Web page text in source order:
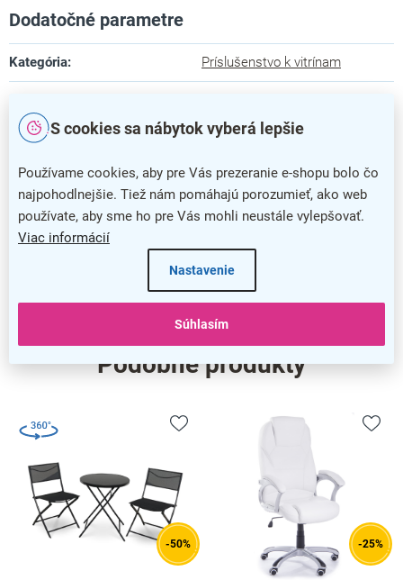
S cookies sa nábytok vyberá lepšie
Používame cookies, aby pre Vás prezeranie e-shopu bolo čo
najpohodlnejšie. Tiež nám pomáhajú porozumieť, ako web
používate, aby sme ho pre Vás mohli neustále vylepšovať.
Viac informácií
Nastavenie
Súhlasím
Dodatočné parametre
Kategória: Príslušenstvo k vitrínam
Záruka: 5 rokov
Hĺbka: 7 cm
Výška: 250,4 cm
hliník
Podobné produkty
-50% -25%